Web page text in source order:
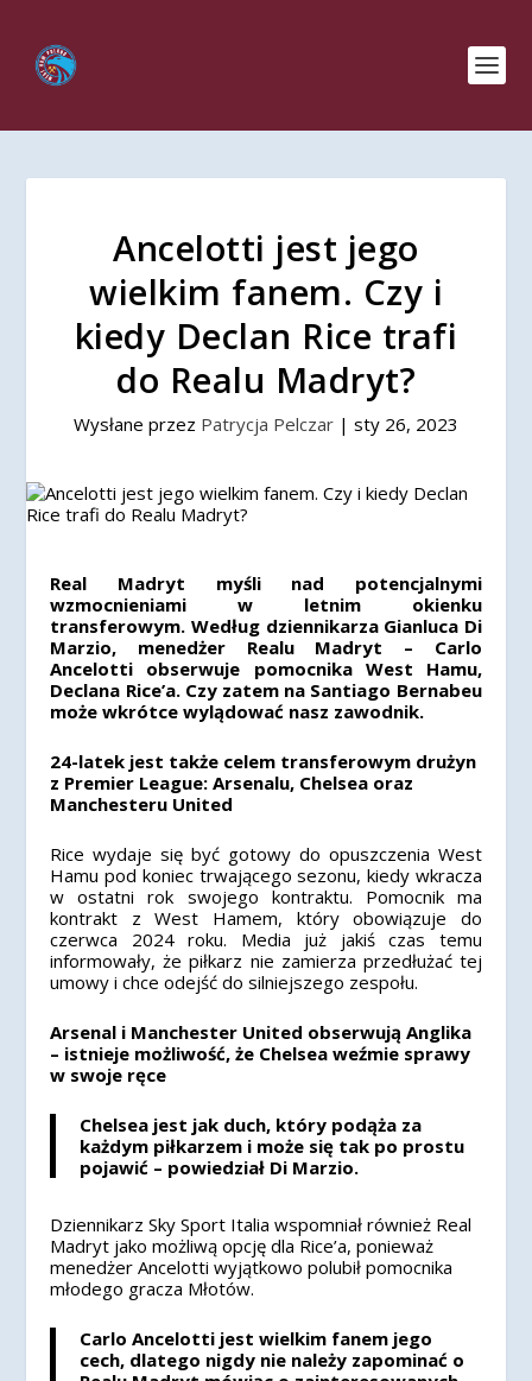
Ancelotti jest jego
wielkim fanem. Czy i
kiedy Declan Rice trafi
do Realu Madryt?
Wysłane przez Patrycja Pelczar | sty 26, 2023
Real Madryt myśli nad potencjalnymi
wzmocnieniami w letnim okienku
transferowym. Według dziennikarza Gianluca Di
Marzio, menedżer Realu Madryt – Carlo
Ancelotti obserwuje pomocnika West Hamu,
Declana Rice’a. Czy zatem na Santiago Bernabeu
może wkrótce wylądować nasz zawodnik.
24-latek jest także celem transferowym drużyn
z Premier League: Arsenalu, Chelsea oraz
Manchesteru United
Rice wydaje się być gotowy do opuszczenia West
Hamu pod koniec trwającego sezonu, kiedy wkracza
w ostatni rok swojego kontraktu. Pomocnik ma
kontrakt z West Hamem, który obowiązuje do
czerwca 2024 roku. Media już jakiś czas temu
informowały, że piłkarz nie zamierza przedłużać tej
umowy i chce odejść do silniejszego zespołu.
Arsenal i Manchester United obserwują Anglika
– istnieje możliwość, że Chelsea weźmie sprawy
w swoje ręce
Chelsea jest jak duch, który podąża za
każdym piłkarzem i może się tak po prostu
pojawić – powiedział Di Marzio.
Dziennikarz Sky Sport Italia wspomniał również Real
Madryt jako możliwą opcję dla Rice’a, ponieważ
menedżer Ancelotti wyjątkowo polubił pomocnika
młodego gracza Młotów.
Carlo Ancelotti jest wielkim fanem jego
cech, dlatego nigdy nie należy zapominać o